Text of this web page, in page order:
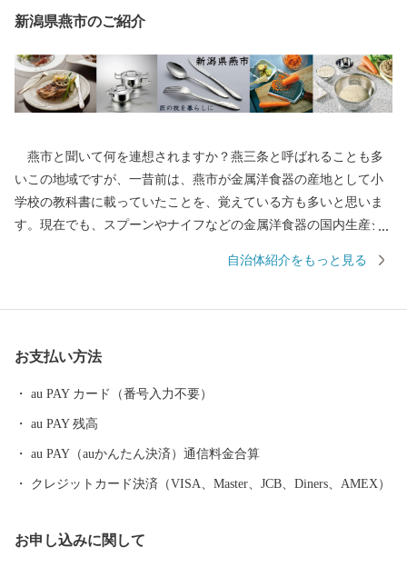
新潟県燕市のご紹介
燕市と聞いて何を連想されますか？燕三条と呼ばれることも多
いこの地域ですが、一昔前は、燕市が金属洋食器の産地として小
学校の教科書に載っていたことを、覚えている方も多いと思いま
す。現在でも、スプーンやナイフなどの金属洋食器の国内生産シ
属ハウスウェアは全国生産額の約90%を占める、世界有数の金属
市の製品が採用されるなど、燕製品は高い評価を受けています。
工芸品の鎚起銅器、美味しいお米をはじめとした農産物も多数取
りそろえております。燕産品で、日々の生活にアクセントをつけ
てみてはいかがですか？
自治体紹介をもっと見る
お支払い方法
au PAY カード（番号入力不要）
au PAY 残高
au PAY（auかんたん決済）通信料金合算
クレジットカード決済（VISA、Master、JCB、Diners、AMEX）
お申し込みに関して